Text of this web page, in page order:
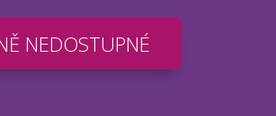
NEDOSTUPNÉ